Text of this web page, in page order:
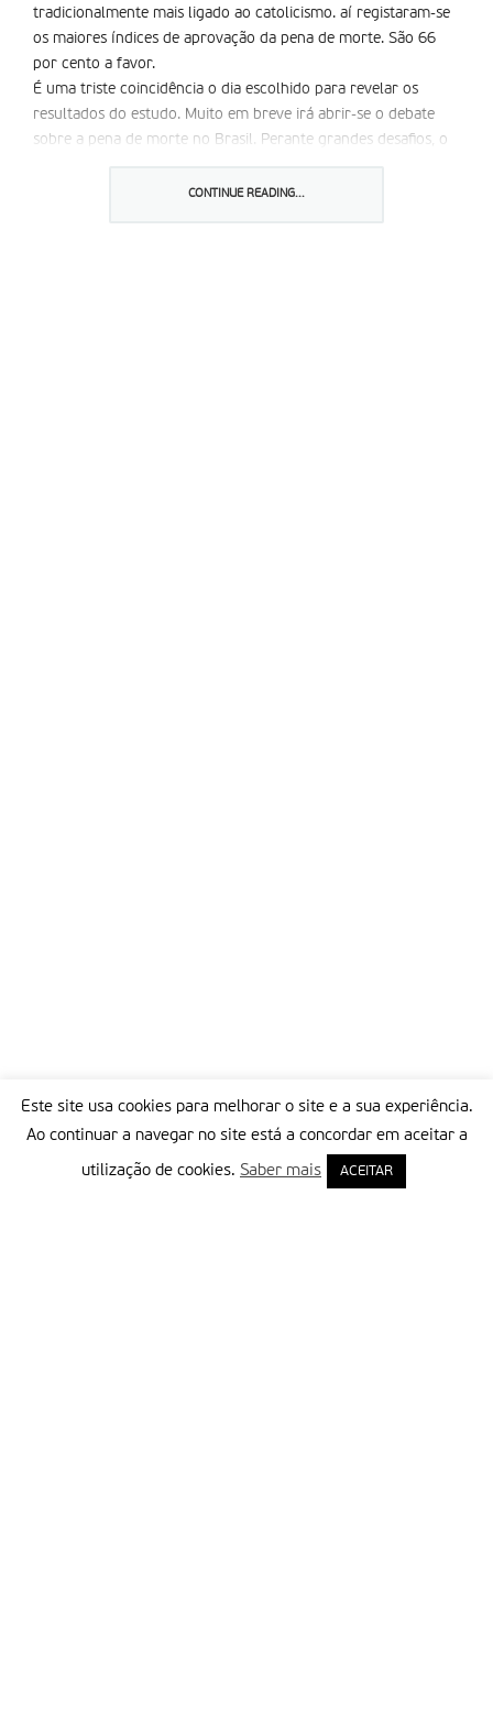
tradicionalmente mais ligado ao catolicismo. aí registaram-se
os maiores índices de aprovação da pena de morte. São 66
por cento a favor.
É uma triste coincidência o dia escolhido para revelar os
resultados do estudo. Muito em breve irá abrir-se o debate
sobre a pena de morte no Brasil. Perante grandes desafios, o
tentação muito grande. Vamos esperar que o bom senso
CONTINUE READING...
Este site usa cookies para melhorar o site e a sua experiência.
Ao continuar a navegar no site está a concordar em aceitar a
utilização de cookies. Saber mais ACEITAR